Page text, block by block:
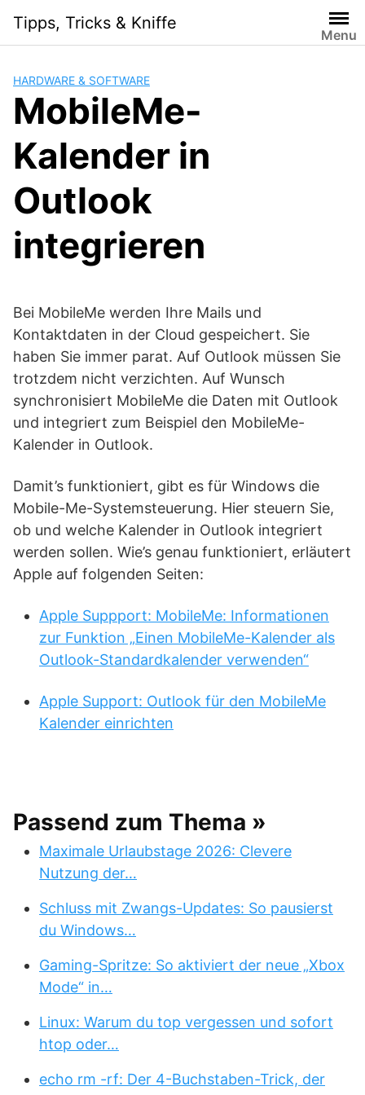
content
Tipps, Tricks & Kniffe
Menu
HARDWARE & SOFTWARE
MobileMe-
Kalender in
Outlook
integrieren
Bei MobileMe werden Ihre Mails und
Kontaktdaten in der Cloud gespeichert. Sie
haben Sie immer parat. Auf Outlook müssen Sie
trotzdem nicht verzichten. Auf Wunsch
synchronisiert MobileMe die Daten mit Outlook
und integriert zum Beispiel den MobileMe-
Kalender in Outlook.
Damit’s funktioniert, gibt es für Windows die
Mobile-Me-Systemsteuerung. Hier steuern Sie,
ob und welche Kalender in Outlook integriert
werden sollen. Wie’s genau funktioniert, erläutert
Apple auf folgenden Seiten:
Apple Suppport: MobileMe: Informationen
zur Funktion „Einen MobileMe-Kalender als
Outlook-Standardkalender verwenden“
Apple Support: Outlook für den MobileMe
Kalender einrichten
Passend zum Thema »
Maximale Urlaubstage 2026: Clevere
Nutzung der…
Schluss mit Zwangs-Updates: So pausierst
du Windows…
Gaming-Spritze: So aktiviert der neue „Xbox
Mode“ in…
Linux: Warum du top vergessen und sofort
htop oder…
echo rm -rf: Der 4-Buchstaben-Trick, der